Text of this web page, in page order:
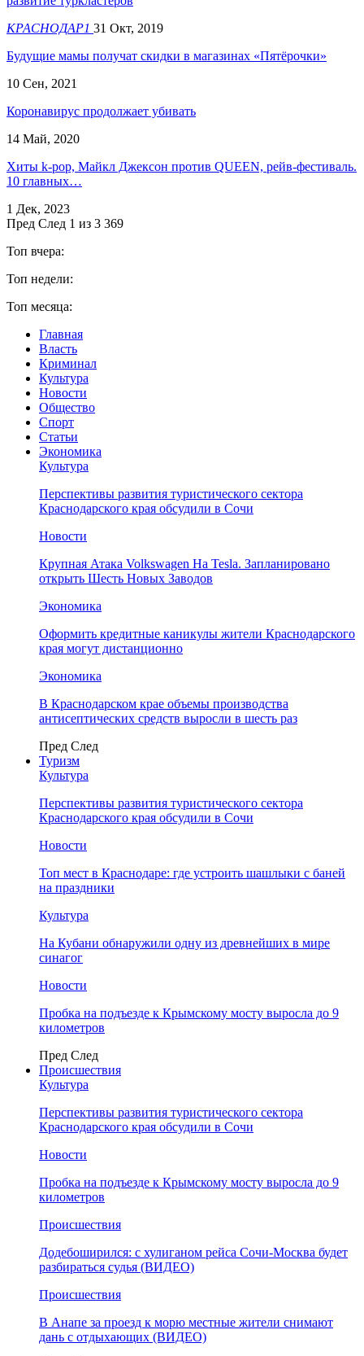
КРАСНОДАР1 31 Окт, 2019
Будущие мамы получат скидки в магазинах «Пятёрочки»
10 Сен, 2021
Коронавирус продолжает убивать
14 Май, 2020
Хиты k-pop, Майкл Джексон против QUEEN, рейв-фестиваль.
10 главных…
1 Дек, 2023
Пред След 1 из 3 369
Топ вчера:
Топ недели:
Топ месяца:
Главная
Власть
Криминал
Культура
Новости
Общество
Спорт
Статьи
Экономика
Культура
Перспективы развития туристического сектора
Краснодарского края обсудили в Сочи
Новости
Крупная Атака Volkswagen На Tesla. Запланировано
открыть Шесть Новых Заводов
Экономика
Оформить кредитные каникулы жители Краснодарского
края могут дистанционно
Экономика
В Краснодарском крае объемы производства
антисептических средств выросли в шесть раз
Пред След
Туризм
Культура
Перспективы развития туристического сектора
Краснодарского края обсудили в Сочи
Новости
Топ мест в Краснодаре: где устроить шашлыки с баней
на праздники
Культура
На Кубани обнаружили одну из древнейших в мире
синагог
Новости
Пробка на подъезде к Крымскому мосту выросла до 9
километров
Пред След
Происшествия
Культура
Перспективы развития туристического сектора
Краснодарского края обсудили в Сочи
Новости
Пробка на подъезде к Крымскому мосту выросла до 9
километров
Происшествия
Додебоширился: с хулиганом рейса Сочи-Москва будет
разбираться судья (ВИДЕО)
Происшествия
В Анапе за проезд к морю местные жители снимают
дань с отдыхающих (ВИДЕО)